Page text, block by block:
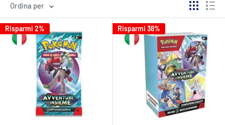
Ordina per
Risparmi 2% Risparmi 38%